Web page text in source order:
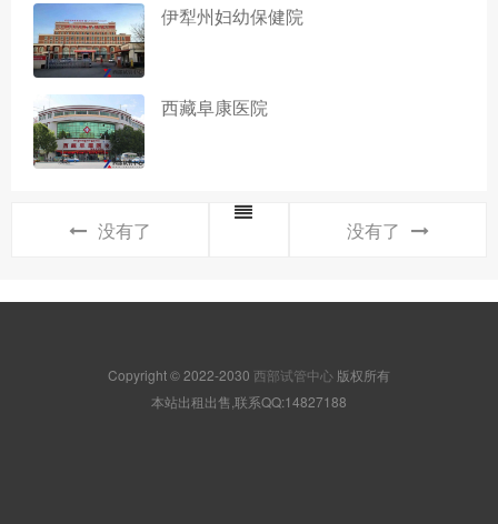
伊犁州妇幼保健院
西藏阜康医院
没有了 没有了
Copyright © 2022-2030 西部试管中心 版权所有
本站出租出售,联系QQ:14827188